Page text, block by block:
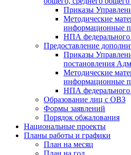
Приказы
Методические
информационные
НПА федерального
Предоставление
Приказы
постановления
Методические
информационные
НПА федерального
Образование лиц с ОВЗ
Формы заявлений
Порядок обжалования
Национальные проекты
Планы работы и графики
План на месяц